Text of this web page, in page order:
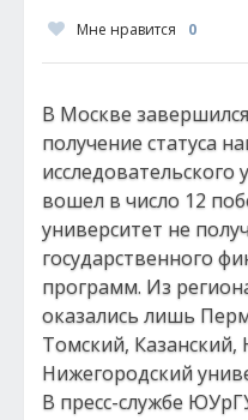
Мне нравится 0
В Москве
получение статуса
вошел в число 12
университет не
государственного
программ. Из
оказались лишь
Томский, Казанский,
Нижегородский
В пресс-службе